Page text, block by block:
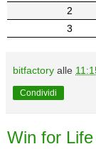
2
3
bitfactory alle
Condividi
Win for